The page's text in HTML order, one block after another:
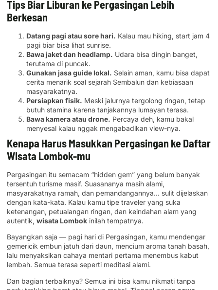
Tips Biar Liburan ke Pergasingan Lebih
Berkesan
Datang pagi atau sore hari. Kalau mau hiking, start jam 4
pagi biar bisa lihat sunrise.
Bawa jaket dan headlamp. Udara bisa dingin banget,
terutama di puncak.
Gunakan jasa guide lokal. Selain aman, kamu bisa dapat
cerita menarik soal sejarah Sembalun dan kebiasaan
masyarakatnya.
Persiapkan fisik. Meski jalurnya tergolong ringan, tetap
butuh stamina karena tanjakannya lumayan terasa.
Bawa kamera atau drone. Percaya deh, kamu bakal
menyesal kalau nggak mengabadikan view-nya.
Kenapa Harus Masukkan Pergasingan ke Daftar
Wisata Lombok-mu
Pergasingan itu semacam “hidden gem” yang belum banyak
tersentuh turisme masif. Suasananya masih alami,
masyarakatnya ramah, dan pemandangannya… sulit dijelaskan
dengan kata-kata. Kalau kamu tipe traveler yang suka
ketenangan, petualangan ringan, dan keindahan alam yang
autentik, wisata Lombok inilah tempatnya.
Bayangkan saja — pagi hari di Pergasingan, kamu mendengar
gemericik embun jatuh dari daun, mencium aroma tanah basah,
lalu menyaksikan cahaya mentari pertama menembus kabut
lembah. Semua terasa seperti meditasi alami.
Dan bagian terbaiknya? Semua ini bisa kamu nikmati tanpa